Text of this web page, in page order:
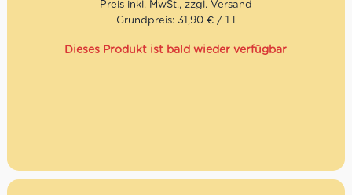
mediterranichen Küche klar zum Ausdruck. Der
landwirtschaftliche Familienbetrieb Converso befindet
sich in der bezauberten Stadt Rossano. Rossano liegt
zwischen dem Ionischen Meer und dem Sila-Gebirge im
Temperaturen, aber in voller Achtung der Traditionen
Grundpreis: 31,90 € / 1 l
Dieses Produkt ist bald wieder verfügbar